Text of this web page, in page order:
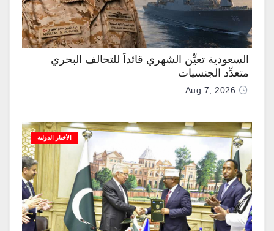
السعودية تعيِّن الشهري قائداً للتحالف البحري
متعدِّد الجنسيات
Aug 7, 2026
الأخبار الدولية